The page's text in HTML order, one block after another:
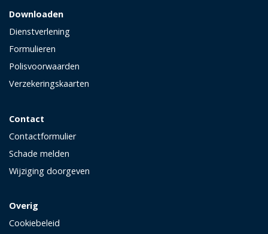
Downloaden
Dienstverlening
Formulieren
Polisvoorwaarden
Verzekeringskaarten
Contact
Contactformulier
Schade melden
Wijziging doorgeven
Overig
Cookiebeleid